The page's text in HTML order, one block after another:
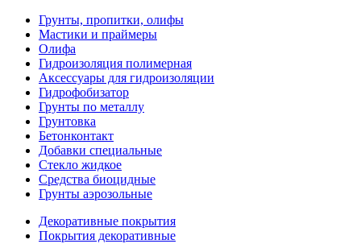
Грунты, пропитки, олифы
Мастики и праймеры
Олифа
Гидроизоляция полимерная
Аксессуары для гидроизоляции
Гидрофобизатор
Грунты по металлу
Грунтовка
Бетонконтакт
Добавки специальные
Стекло жидкое
Средства биоцидные
Грунты аэрозольные
Декоративные покрытия
Покрытия декоративные